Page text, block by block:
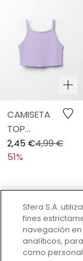
CAMISETA
TOP
TIRANTES
2,45 €4,99 €
51%
Conocerás
de nuevas
Sfera S.A.
fines
navegación
analíticos,
como